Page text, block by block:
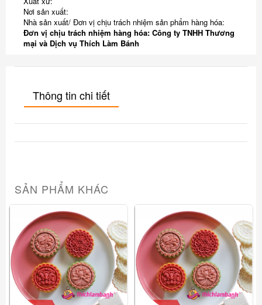
Nơi sản xuất:
Nhà sản xuất/ Đơn vị chịu trách nhiệm sản phẩm hàng hóa:
Đơn vị chịu trách nhiệm hàng hóa: Công ty TNHH Thương
mại và Dịch vụ Thích Làm Bánh
Thông tin chi tiết
SẢN PHẨM KHÁC